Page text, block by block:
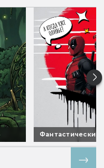
Фантастические